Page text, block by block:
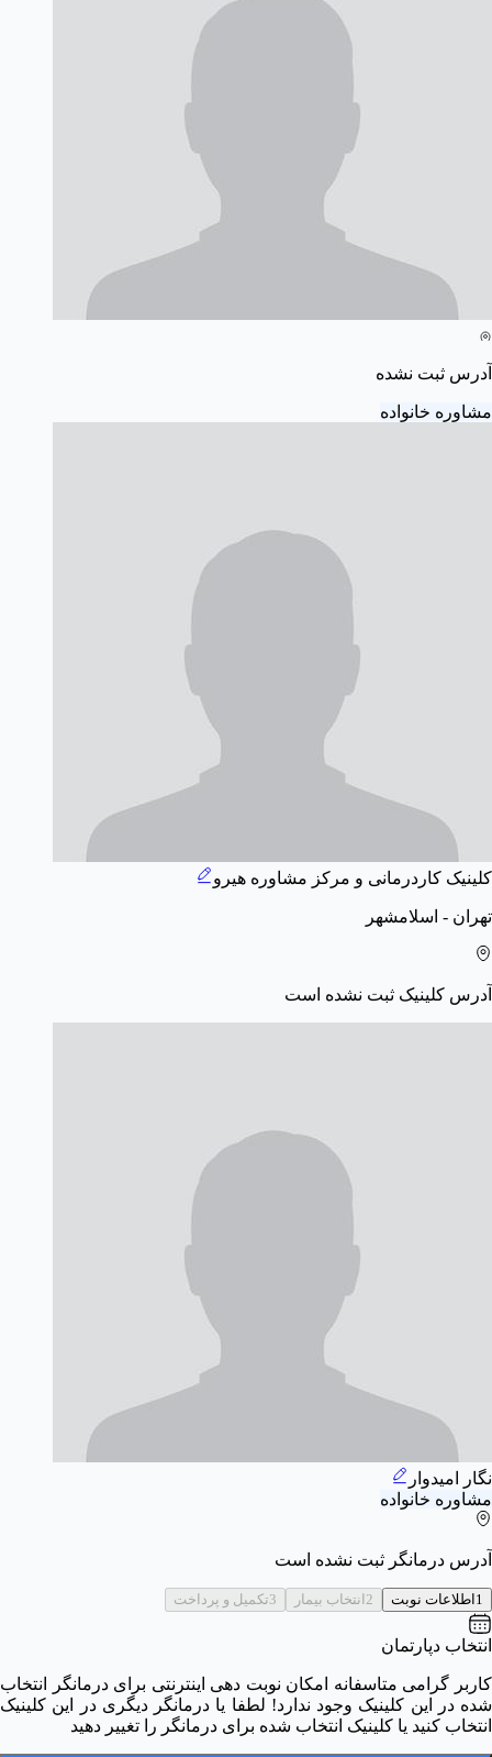
آدرس ثبت نشده
مشاوره خانواده
کلینیک کاردرمانی و مرکز مشاوره هیرو
تهران - اسلامشهر
آدرس کلینیک ثبت نشده است
نگار امیدوار
مشاوره خانواده
آدرس درمانگر ثبت نشده است
1اطلاعات نوبت 2انتخاب بیمار 3تکمیل و پرداخت
انتخاب دپارتمان
کاربر گرامی متاسفانه امکان نوبت دهی اینترنتی برای درمانگر انتخاب
شده در این کلینیک وجود ندارد! لطفا یا درمانگر دیگری در این کلینیک
انتخاب کنید یا کلینیک انتخاب شده برای درمانگر را تغییر دهید